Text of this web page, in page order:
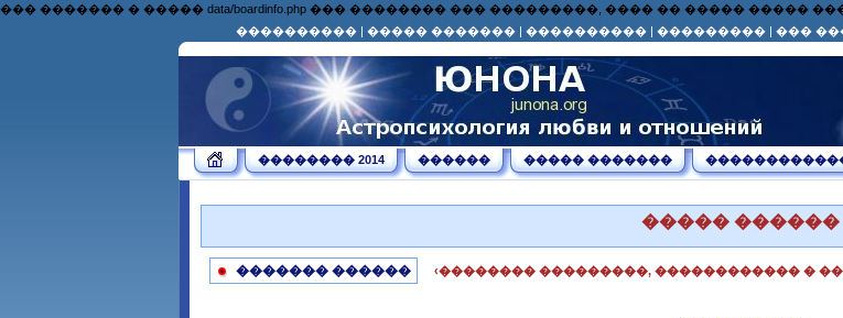
��� ������� � ����� data/boardinfo.php ��� �������� ��� ���������, ���� �� ����� �����
���������� | ����� ������� | ���������� | ��������� | ���
�������� 2014 ������ ����� �������
����� ������
������� ������ ‹�������� ���������, ������������ �